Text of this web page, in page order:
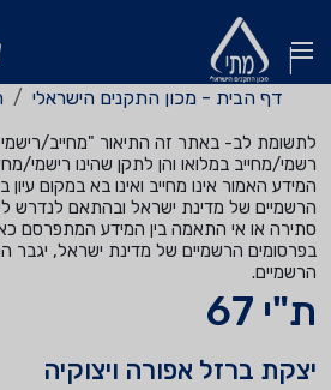
דף הבית - מכון התקנים הישראלי
לתשומת לב- באתר זה התיאור "מחייב/
רשמי/מחייב במלואו והן לתקן שהינו רישמי/
המידע האמור אינו מחייב ואינו בא במקום
הרשמיים של מדינת ישראל ובהתאם לנדרש
סתירה או אי התאמה בין המידע המתפרסם
בפרסומים הרשמיים של מדינת ישראל, יגבר
הרשמיים.
ת"י 67
יצקת ברזל אפורה ויצוקיה